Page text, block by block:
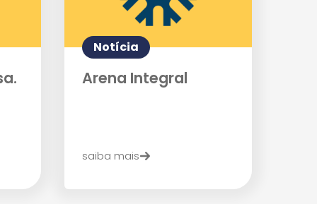
Notícia
Arena Integral
saiba mais